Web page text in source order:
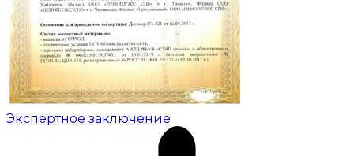
Экспертное заключение